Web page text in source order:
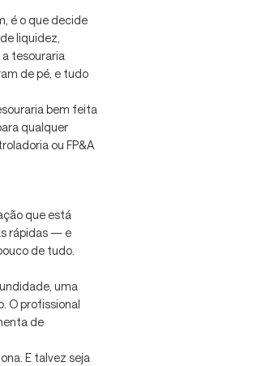
é o que decide
liquidez,
tesouraria
de pé, e tudo
bem feita
qualquer
ou FP&A
que está
rápidas — e
de tudo.
uma
O profissional
de
E talvez seja